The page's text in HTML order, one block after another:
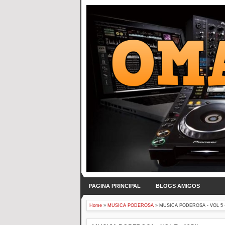
PAGINA PRINCIPAL BLOGS AMIGOS
Home » MUSICA PODEROSA » MUSICA PODEROSA - VOL 5